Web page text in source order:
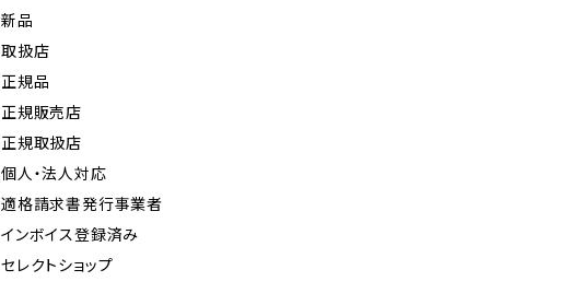
新品
取扱店
正規品
正規販売店
正規取扱店
個人・法人対応
適格請求書発行事業者
インボイス登録済み
セレクトショップ